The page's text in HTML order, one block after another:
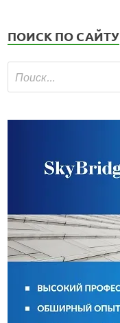
ПОИСК ПО САЙТУ